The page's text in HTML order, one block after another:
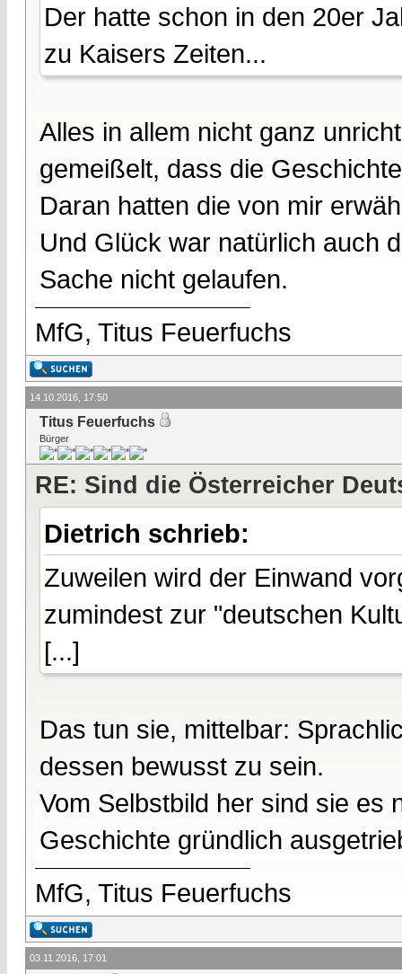
Der hatte schon in den 20er
zu Kaisers Zeiten...
Alles in allem nicht ganz
gemeißelt, dass die
Daran hatten die von mir
Und Glück war natürlich auch
Sache nicht gelaufen.
MfG, Titus Feuerfuchs
14.10.2016, 17:50
Titus Feuerfuchs
Bürger
RE: Sind die Österreicher
Dietrich schrieb:
Zuweilen wird der Einwand
zumindest zur "deutschen
[...]
Das tun sie, mittelbar:
dessen bewusst zu sein.
Vom Selbstbild her sind sie es
Geschichte gründlich
MfG, Titus Feuerfuchs
03.11.2016, 17:01